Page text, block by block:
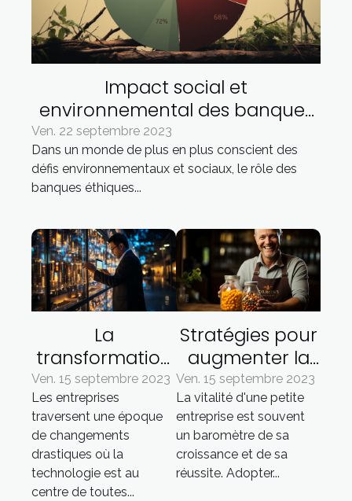
Impact social et
environnemental des banques
éthiques
Ven. 22 septembre 2023
Dans un monde de plus en plus conscient des
défis environnementaux et sociaux, le rôle des
banques éthiques...
La
transformation
digitale de la
gestion
d'entreprise
grâce à
l'Inforegistre
Ven. 15 septembre 2023
Les entreprises
traversent une époque
de changements
drastiques où la
technologie est au
centre de toutes...
Stratégies pour
augmenter la
vitalité dans les
petites
entreprises
Ven. 15 septembre 2023
La vitalité d'une petite
entreprise est souvent
un baromètre de sa
croissance et de sa
réussite. Adopter...